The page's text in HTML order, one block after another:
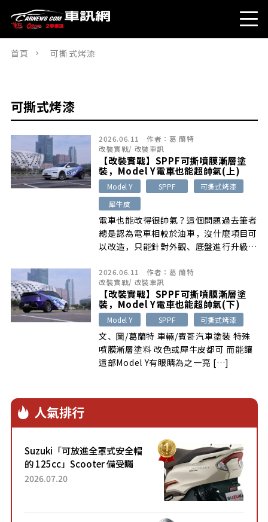
首頁 可撕式烤漆
可撕式烤漆
2026.06.11 作者： 葛 蘭特
改裝實戰/ 改裝車訊
【改裝實戰】SPPF可撕噴膜漸層塗
裝，Model Y電車也能超帥氣(上)
Model Y SPPF
可撕式烤漆
犀牛皮
電車也能改得很帥氣？這個問題過去筆者
總是認為電車相較於油車，沒什麼項目可
以改造，只能針對外觀、底盤進行升級，
些想法在看到這部新款Model Y之後完全
改觀，原來經過漸層塗裝與大尺寸輪圈
後，電車也能成為目光焦點，且這部車上
的塗裝還是可拋光+可撕除的，到底是什
麼新東西呢？看下去就知道。
2026.06.11 作者： 葛 蘭特
改裝實戰/ 改裝車訊
【改裝實戰】SPPF可撕噴膜漸層塗
裝，Model Y電車也能超帥氣(下)
Model Y SPPF 可撕式烤漆
文、圖/葛蘭特 車輛/賓哥汽車塗裝 特殊
噴膜漸層塗料 改色或犀牛皮都可 而能讓
這部Model Y有眼睛為之一亮 […]
人氣排行
Suzuki「可放進全罩式安全帽
的 125cc」Scooter 備受矚
目！採用全新流線設計與各項
2026.07.20